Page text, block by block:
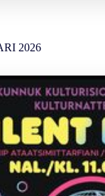
2026